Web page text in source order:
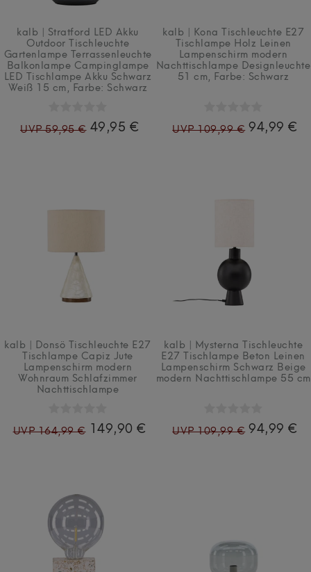
kalb | Stratford LED Akku
Outdoor Tischleuchte
Gartenlampe Terrassenleuchte
Balkonlampe Campinglampe
LED Tischlampe Akku Schwarz
Weiß 15 cm , Farbe: Schwarz
UVP 59,95 € 49,95 €
kalb | Kona Tischleuchte E27
Tischlampe Holz Leinen
Lampenschirm modern
Nachttischlampe Designleuchte
51 cm , Farbe: Schwarz
UVP 109,99 € 94,99 €
kalb | Donsö Tischleuchte E27
Tischlampe Capiz Jute
Lampenschirm modern
Wohnraum Schlafzimmer
Nachttischlampe
UVP 164,99 € 149,90 €
kalb | Mysterna Tischleuchte
E27 Tischlampe Beton Leinen
Lampenschirm Schwarz Beige
modern Nachttischlampe 55 cm
UVP 109,99 € 94,99 €